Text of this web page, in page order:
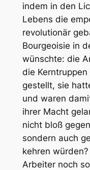
indem in den
Lebens die
revolutionär
Bourgeoisie in
wünschte: die
die
gestellt, sie
und waren
ihrer Macht
nicht bloß
sondern auch
kehren
Arbeiter noch